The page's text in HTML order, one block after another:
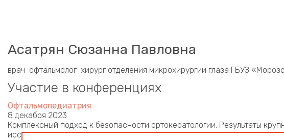
Асатрян Сюзанна Павловна
врач-офтальмолог-хирург отделения микрохирургии глаза ГБУЗ
Участие в конференциях
Офтальмопедиатрия
8 декабря 2023
Комплексный подход к безопасности ортокератологии. Результаты
исследования